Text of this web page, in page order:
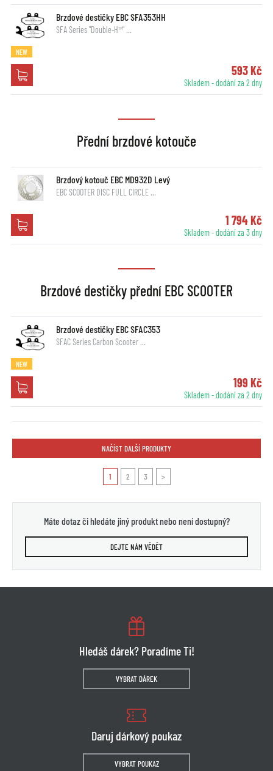
Brzdové destičky EBC SFA353HH
SFA Series "Double-H™" …
NEW
593 Kč
Skladem - dodání za 2 dny
Přední brzdové kotouče
Brzdový kotouč EBC MD932D Levý
EBC SCOOTER DISC FULL CIRCLE …
1 794 Kč
Skladem - dodání za 3 dny
Brzdové destičky přední EBC SCOOTER
Brzdové destičky EBC SFAC353
SFAC Series Carbon Scooter …
NEW
199 Kč
Skladem - dodání za 2 dny
NAČÍST DALŠÍ PRODUKTY
1 2 3 >
Máte dotaz či hledáte jiný produkt nebo není dostupný?
DEJTE NÁM VĚDĚT
Hledáš dárek? Poradíme Ti!
VYBRAT DÁREK
Daruj dárkový poukaz
VYBRAT POUKAZ